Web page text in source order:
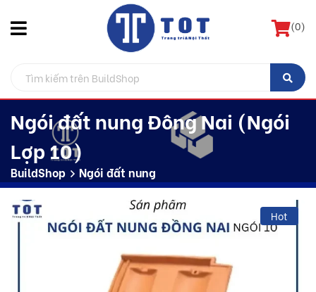
(0)
Ngói đất nung Đông Nai (Ngói
Lợp 10)
BuildShop Ngói đất nung
Hot